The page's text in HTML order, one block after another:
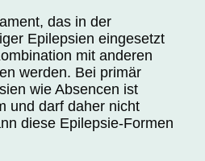
das in der
Epilepsien eingesetzt
mit anderen
werden. Bei primär
wie Absencen ist
und darf daher nicht
diese Epilepsie-Formen